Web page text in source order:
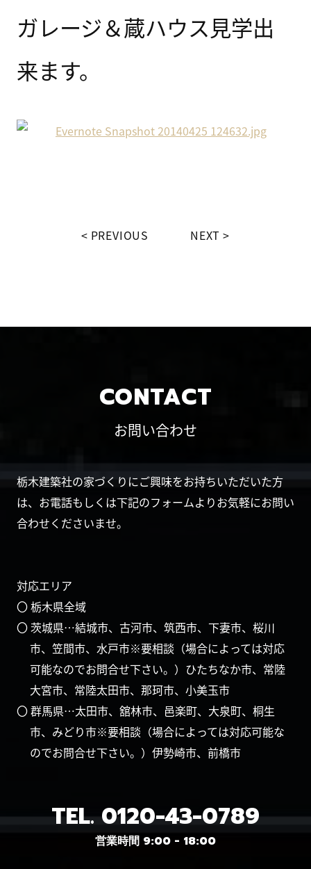
ガレージ＆蔵ハウス見学出
来ます。
PREVIOUS NEXT
CONTACT
お問い合わせ
栃木建築社の家づくりにご興味をお持ちいただいた方
は、お電話もしくは下記のフォームよりお気軽にお問い
合わせくださいませ。
対応エリア
〇 栃木県全域
〇 茨城県…結城市、古河市、筑西市、下妻市、桜川
市、笠間市、水戸市※要相談（場合によっては対応
可能なのでお問合せ下さい。）ひたちなか市、常陸
大宮市、常陸太田市、那珂市、小美玉市
〇 群馬県…太田市、舘林市、邑楽町、大泉町、桐生
市、みどり市※要相談（場合によっては対応可能な
のでお問合せ下さい。）伊勢崎市、前橋市
TEL. 0120-43-0789
営業時間 9:00 - 18:00